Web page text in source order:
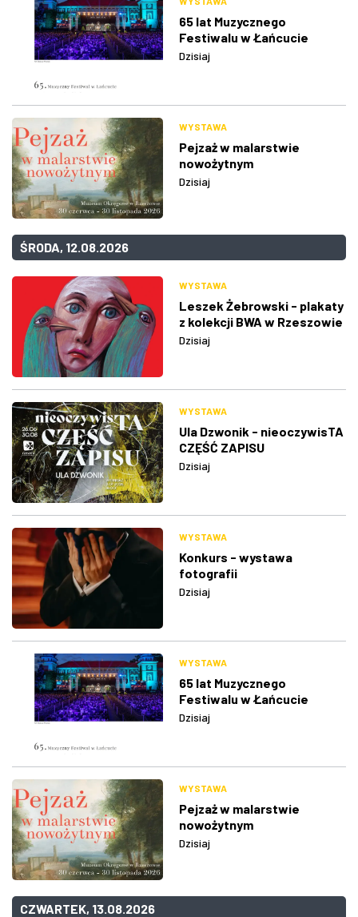
65 lat Muzycznego
Festiwalu w Łańcucie
Dzisiaj
WYSTAWA
Pejzaż w malarstwie
nowożytnym
Dzisiaj
ŚRODA, 12.08.2026
WYSTAWA
Leszek Żebrowski - plakaty
z kolekcji BWA w Rzeszowie
Dzisiaj
WYSTAWA
Ula Dzwonik - nieoczywisTA
CZĘŚĆ ZAPISU
Dzisiaj
WYSTAWA
Konkurs - wystawa
fotografii
Dzisiaj
WYSTAWA
65 lat Muzycznego
Festiwalu w Łańcucie
Dzisiaj
WYSTAWA
Pejzaż w malarstwie
nowożytnym
Dzisiaj
CZWARTEK, 13.08.2026